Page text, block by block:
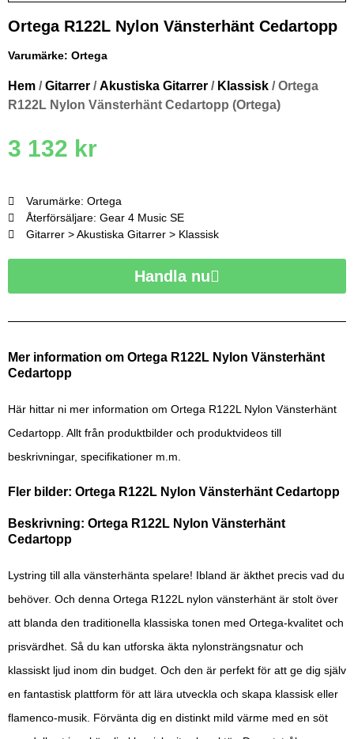
Ortega R122L Nylon Vänsterhänt Cedartopp
Varumärke: Ortega
Hem /Gitarrer /Akustiska Gitarrer / Klassisk / Ortega
R122L Nylon Vänsterhänt Cedartopp (Ortega)
3 132 kr
Varumärke: Ortega
Återförsäljare: Gear 4 Music SE
Gitarrer > Akustiska Gitarrer > Klassisk
Handla nu
Mer information om Ortega R122L Nylon Vänsterhänt
Cedartopp
Här hittar ni mer information om Ortega R122L Nylon Vänsterhänt
Cedartopp. Allt från produktbilder och produktvideos till
beskrivningar, specifikationer m.m.
Fler bilder: Ortega R122L Nylon Vänsterhänt Cedartopp
Beskrivning: Ortega R122L Nylon Vänsterhänt
Cedartopp
Lystring till alla vänsterhänta spelare! Ibland är äkthet precis vad du
behöver. Och denna Ortega R122L nylon vänsterhänt är stolt över
att blanda den traditionella klassiska tonen med Ortega-kvalitet och
prisvärdhet. Så du kan utforska äkta nylonsträngsnatur och
klassiskt ljud inom din budget. Och den är perfekt för att ge dig själv
en fantastisk plattform för att lära utveckla och skapa klassisk eller
flamenco-musik. Förvänta dig en distinkt mild värme med en söt